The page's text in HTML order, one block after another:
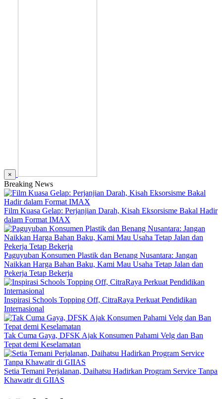
×
Breaking News
Film Kuasa Gelap: Perjanjian Darah, Kisah Eksorsisme Bakal Hadir
dalam Format IMAX
Paguyuban Konsumen Plastik dan Benang Nusantara: Jangan
Naikkan Harga Bahan Baku, Kami Mau Usaha Tetap Jalan dan
Pekerja Tetap Bekerja
Inspirasi Schools Topping Off, CitraRaya Perkuat Pendidikan
Internasional
Tak Cuma Gaya, DFSK Ajak Konsumen Pahami Velg dan Ban
Tepat demi Keselamatan
Setia Temani Perjalanan, Daihatsu Hadirkan Program Service Tanpa
Khawatir di GIIAS